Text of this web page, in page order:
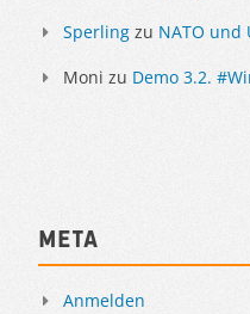
Sperling zu NATO und
Moni zu Demo 3.2.
Meta
Anmelden